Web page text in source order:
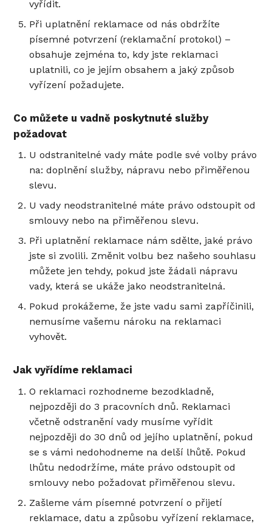
vyřídit.
Při uplatnění reklamace od nás obdržíte
písemné potvrzení (reklamační protokol) –
obsahuje zejména to, kdy jste reklamaci
uplatnili, co je jejím obsahem a jaký způsob
vyřízení požadujete.
Co můžete u vadně poskytnuté služby
požadovat
U odstranitelné vady máte podle své volby právo
na: doplnění služby, nápravu nebo přiměřenou
slevu.
U vady neodstranitelné máte právo odstoupit od
smlouvy nebo na přiměřenou slevu.
Při uplatnění reklamace nám sdělte, jaké právo
jste si zvolili. Změnit volbu bez našeho souhlasu
můžete jen tehdy, pokud jste žádali nápravu
vady, která se ukáže jako neodstranitelná.
Pokud prokážeme, že jste vadu sami zapříčinili,
nemusíme vašemu nároku na reklamaci
vyhovět.
Jak vyřídíme reklamaci
O reklamaci rozhodneme bezodkladně,
nejpozději do 3 pracovních dnů. Reklamaci
včetně odstranění vady musíme vyřídit
nejpozději do 30 dnů od jejího uplatnění, pokud
se s vámi nedohodneme na delší lhůtě. Pokud
lhůtu nedodržíme, máte právo odstoupit od
smlouvy nebo požadovat přiměřenou slevu.
Zašleme vám písemné potvrzení o přijetí
reklamace, datu a způsobu vyřízení reklamace,